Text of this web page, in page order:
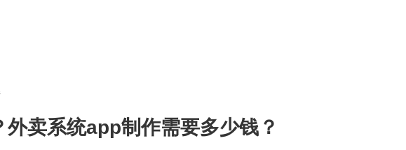
卖系统app制作需要多少钱？